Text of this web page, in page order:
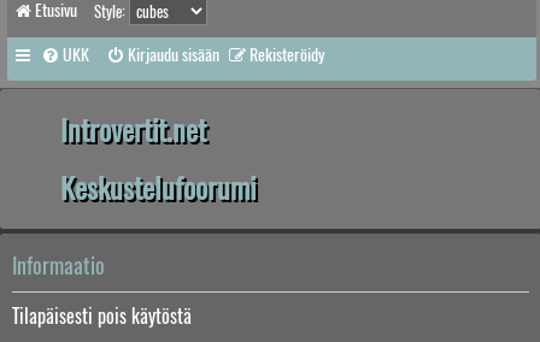
Etusivu Style:
UKK Kirjaudu sisään Rekisteröidy
Introvertit.net
Keskustelufoorumi
Informaatio
Tilapäisesti pois käytöstä